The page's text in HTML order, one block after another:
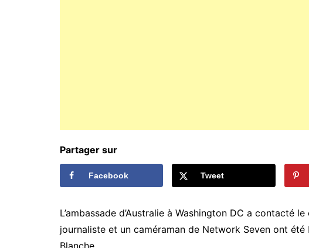
Partager sur
Facebook Tweet
L’ambassade d’Australie à Washington DC a contacté
journaliste et un caméraman de Network Seven ont